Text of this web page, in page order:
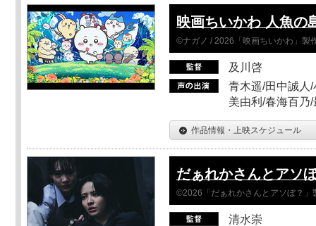
映画ちいかわ 人魚の
©ナガノ / 2026「映画ちいかわ」製
及川啓
青木遥/田中誠人
美由利/春海百乃
作品情報・上映スケジュール
だぁれかさんとアソ
©2026「だぁれかさんとアソぼ？」
清水崇